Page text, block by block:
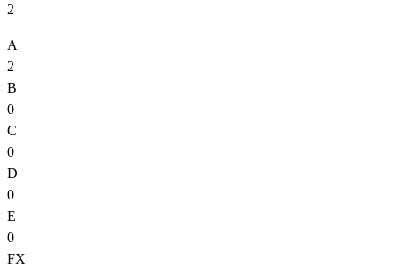
2
A
2
B
0
C
0
D
0
E
0
FX